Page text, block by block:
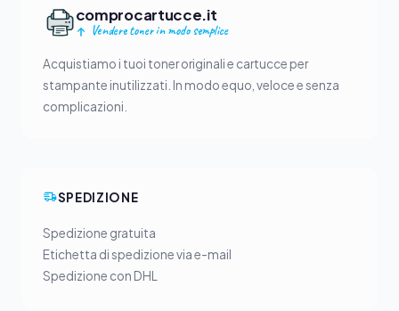
comprocartucce.it
Vendere toner in modo semplice
Acquistiamo i tuoi toner originali e cartucce per
stampante inutilizzati. In modo equo, veloce e senza
complicazioni.
SPEDIZIONE
Spedizione gratuita
Etichetta di spedizione via e-mail
Spedizione con DHL